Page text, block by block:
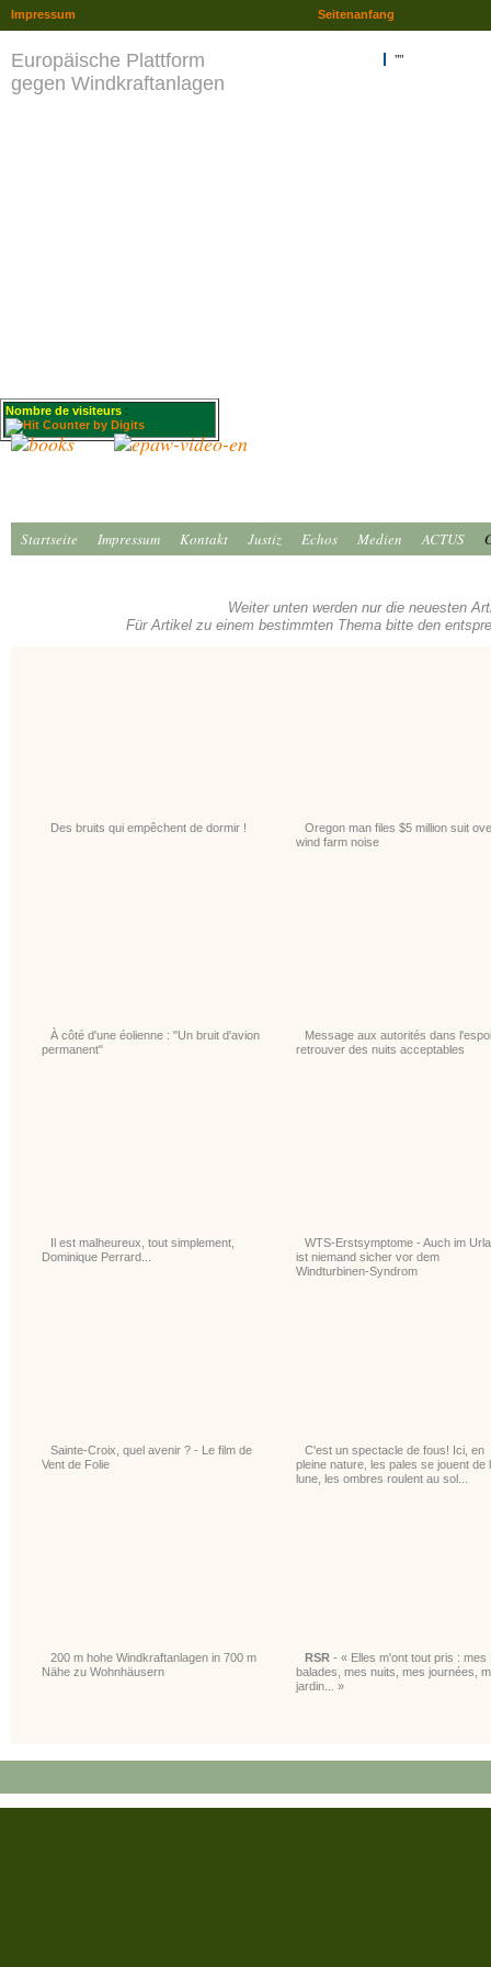
Europäische Plattform
gegen Windkraftanlagen
""
Nombre de visiteurs :
Startseite Impressum Kontakt Justiz Echos Medien ACTUS
Weiter unten werden nur die neuesten
Für Artikel zu einem bestimmten Thema bitte den
Des bruits qui empêchent de dormir !
Oregon man files $5 million suit
wind farm noise
À côté d'une éolienne : "Un bruit d'avion
permanent"
Message aux autorités dans
retrouver des nuits acceptables
Il est malheureux, tout simplement,
Dominique Perrard...
WTS-Erstsymptome - Auch im
ist niemand sicher vor dem
Windturbinen-Syndrom
Sainte-Croix, quel avenir ? - Le film de
Vent de Folie
C'est un spectacle de fous! Ici, en
pleine nature, les pales se jouent de
lune, les ombres roulent au sol...
200 m hohe Windkraftanlagen in 700 m
Nähe zu Wohnhäusern
RSR - « Elles m'ont tout pris : mes
balades, mes nuits, mes journées,
jardin... »
Seitenanfang
Impressum